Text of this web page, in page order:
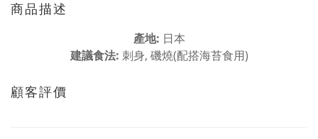
商品描述
產地: 日本
建議食法: 刺身, 磯燒(配搭海苔食用)
顧客評價